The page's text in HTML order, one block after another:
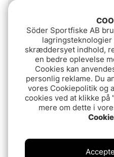
Vurdering:(4)
5.0 ud af 5
Megabass SV-3 SR
119.90 DKK
Söder Sportfiske AB
skræddersyet indhold,
en bedre oplevelse
Cookies kan
personlig reklame. Du
vores Cookiepolitik og
cookies ved at klikke på
mere om dette i